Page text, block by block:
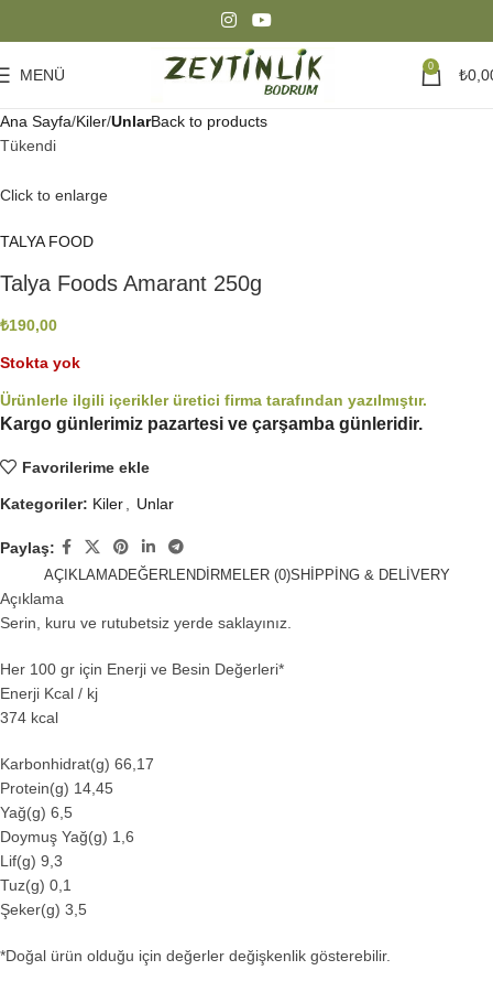
MENÜ 0 ₺
Ana Sayfa Kiler UnlarBack to products
Tükendi
Click to enlarge
TALYA FOOD
Talya Foods Amarant 250g
₺190,00
Stokta yok
Ürünlerle ilgili içerikler üretici firma tarafından yazılmıştır.
Kargo günlerimiz pazartesi ve çarşamba günleridir.
Favorilerime ekle
Kategoriler: Kiler, Unlar
Paylaş:
AÇIKLAMADEĞERLENDIRMELER (0)SHIPPING & DELIVERY
Açıklama
Serin, kuru ve rutubetsiz yerde saklayınız.
Her 100 gr için Enerji ve Besin Değerleri*
Enerji Kcal / kj
374 kcal
Karbonhidrat(g) 66,17
Protein(g) 14,45
Yağ(g) 6,5
Doymuş Yağ(g) 1,6
Lif(g) 9,3
Tuz(g) 0,1
Şeker(g) 3,5
*Doğal ürün olduğu için değerler değişkenlik gösterebilir.